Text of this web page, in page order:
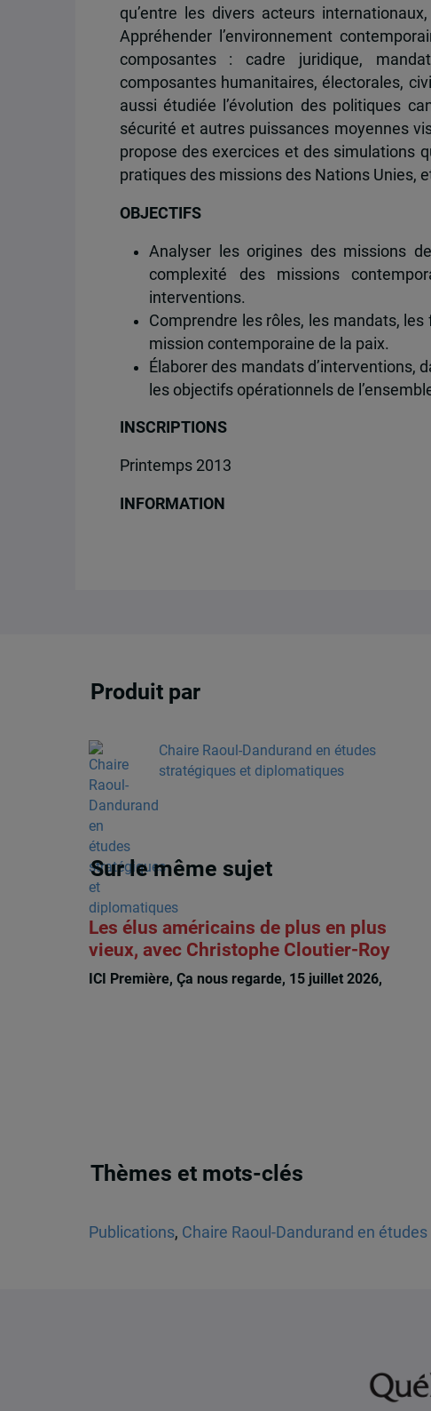
qu’entre les divers acteurs
Appréhender l’environnement
composantes : cadre juridique,
composantes humanitaires, électorales,
aussi étudiée l’évolution des politiques
sécurité et autres puissances moyennes
propose des exercices et des simulations
pratiques des missions des Nations Unies,
OBJECTIFS
Analyser les origines des missions
complexité des missions
interventions.
Comprendre les rôles, les mandats,
mission contemporaine de la paix.
Élaborer des mandats d’interventions,
les objectifs opérationnels de
INSCRIPTIONS
Printemps 2013
INFORMATION
Produit par
Chaire Raoul-Dandurand en études
stratégiques et diplomatiques
Sur le même sujet
Les élus américains de plus en plus
vieux, avec Christophe Cloutier-Roy
ICI Première, Ça nous regarde, 15 juillet 2026,
Thèmes et mots-clés
Publications, Chaire Raoul-Dandurand en